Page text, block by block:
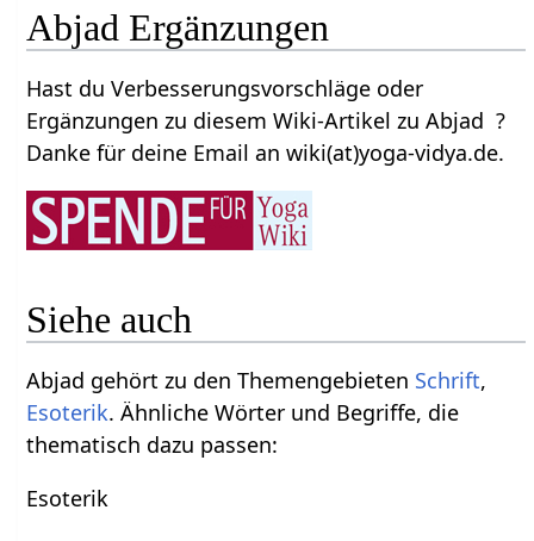
Abjad Ergänzungen
Hast du Verbesserungsvorschläge oder
Ergänzungen zu diesem Wiki-Artikel zu Abjad ?
Danke für deine Email an wiki(at)yoga-vidya.de.
Siehe auch
Abjad gehört zu den Themengebieten Schrift,
Esoterik. Ähnliche Wörter und Begriffe, die
thematisch dazu passen:
Esoterik